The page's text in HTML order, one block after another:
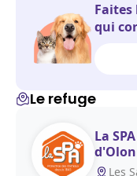
qui
Le refuge
La
Les